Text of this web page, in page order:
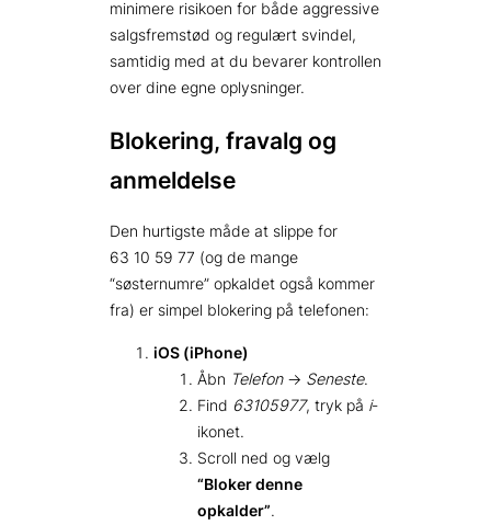
minimere risikoen for både aggressive
salgsfremstød og regulært svindel,
samtidig med at du bevarer kontrollen
over dine egne oplysninger.
Blokering, fravalg og
anmeldelse
Den hurtigste måde at slippe for
63 10 59 77 (og de mange
“søsternumre” opkaldet også kommer
fra) er simpel blokering på telefonen:
iOS (iPhone)
Åbn Telefon→ Seneste.
Find 63105977, tryk på i-
ikonet.
Scroll ned og vælg
“Bloker denne
opkalder”.